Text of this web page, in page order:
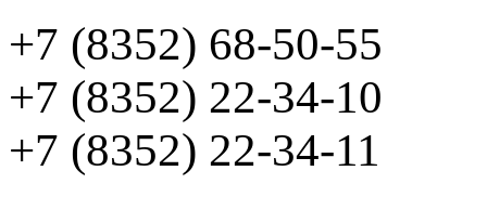
+7 (8352) 68-50-55
+7 (8352) 22-34-10
+7 (8352) 22-34-11